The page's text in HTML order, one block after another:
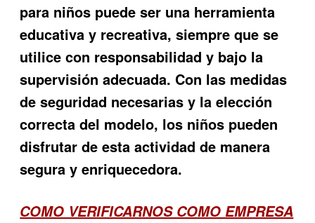
para niños puede ser una herramienta
educativa y recreativa, siempre que se
utilice con responsabilidad y bajo la
supervisión adecuada. Con las medidas
de seguridad necesarias y la elección
correcta del modelo, los niños pueden
disfrutar de esta actividad de manera
segura y enriquecedora.
COMO VERIFICARNOS COMO EMPRESA